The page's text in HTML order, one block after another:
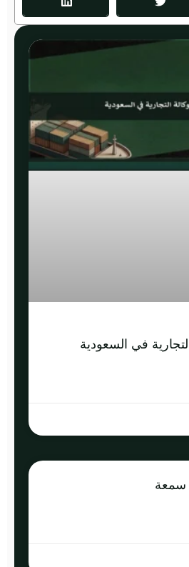
في السعودية
سمعة